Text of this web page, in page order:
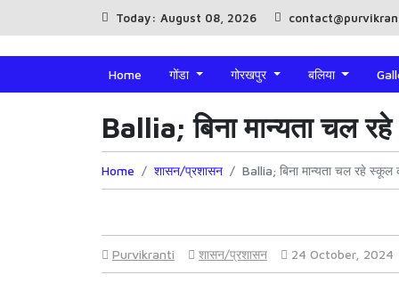
Today: August 08, 2026
Home गोंडा गोरखपुर बलिया
Ballia; बिना मान्यता चल
Home शासन/प्रशासन Ballia; बिना मान्यता चल रहे स्कूल
Purvikranti शासन/प्रशासन 24 October, 2024